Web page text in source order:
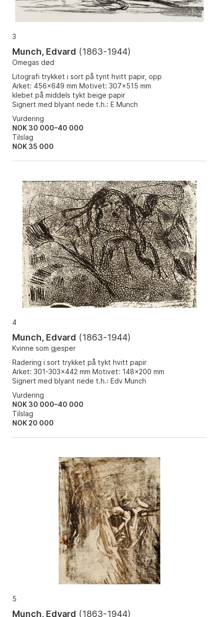
3
Munch, Edvard (1863-1944)
Omegas død
Litografi trykket i sort på tynt hvitt papir, opp
Arket: 456x649 mm Motivet: 307x515 mm
klebet på middels tykt beige papir
Signert med blyant nede t.h.: E Munch
Vurdering
NOK 30 000–40 000
Tilslag
NOK 35 000
4
Munch, Edvard (1863-1944)
Kvinne som gjesper
Radering i sort trykket på tykt hvitt papir
Arket: 301-303x442 mm Motivet: 148x200 mm
Signert med blyant nede t.h.: Edv Munch
Vurdering
NOK 30 000–40 000
Tilslag
NOK 20 000
5
Munch, Edvard (1863-1944)